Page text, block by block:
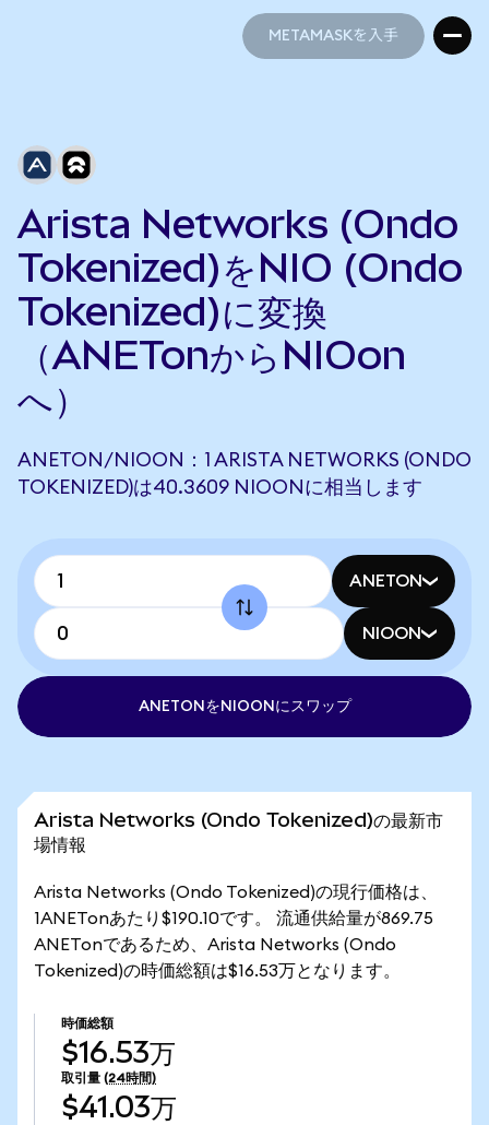
METAMASKを入手
Arista Networks (Ondo
Tokenized)をNIO (Ondo
Tokenized)に変換
（ANETonからNIOon
へ）
ANETON/NIOON：1 ARISTA NETWORKS (ONDO
TOKENIZED)は40.3609 NIOONに相当します
ANETON
NIOON
ANETONをNIOONにスワップ
Arista Networks (Ondo Tokenized)の最新市
場情報
Arista Networks (Ondo Tokenized)の現行価格は、
1ANETonあたり$190.10です。 流通供給量が869.75
ANETonであるため、Arista Networks (Ondo
Tokenized)の時価総額は$16.53万となります。
時価総額
$16.53万
取引量 (24時間)
$41.03万